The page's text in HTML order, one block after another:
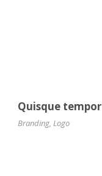
Quisque tempor
Branding, Logo